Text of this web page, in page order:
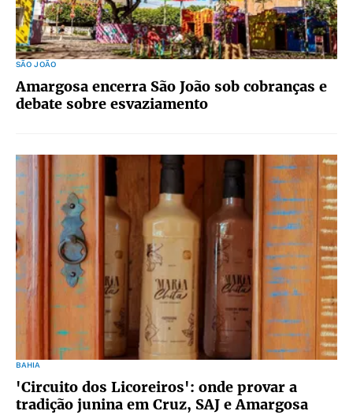
SÃO JOÃO
Amargosa encerra São João sob cobranças e
debate sobre esvaziamento
BAHIA
'Circuito dos Licoreiros': onde provar a
tradição junina em Cruz, SAJ e Amargosa